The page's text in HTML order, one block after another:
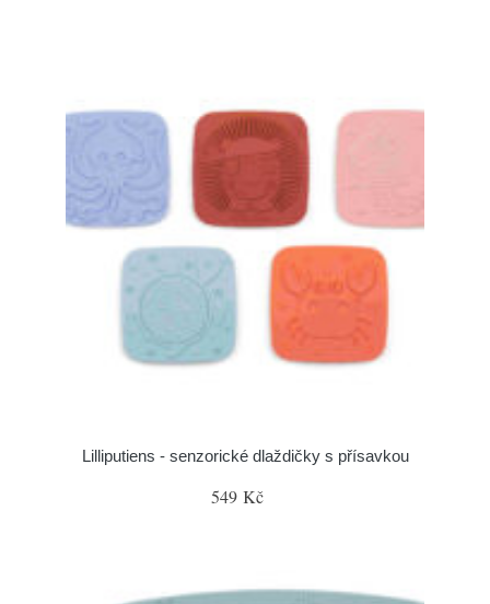
Lilliputiens - senzorické dlaždičky s přísavkou
549 Kč